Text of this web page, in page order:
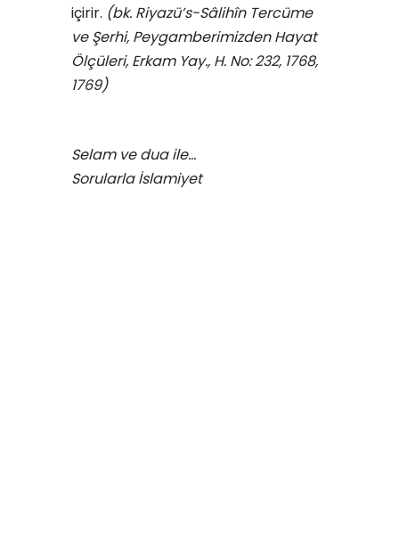
içirir. (bk. Riyazü’s-Sâlihîn Tercüme
ve Şerhi, Peygamberimizden Hayat
Ölçüleri, Erkam Yay., H. No: 232, 1768,
1769)
Selam ve dua ile…
Sorularla İslamiyet